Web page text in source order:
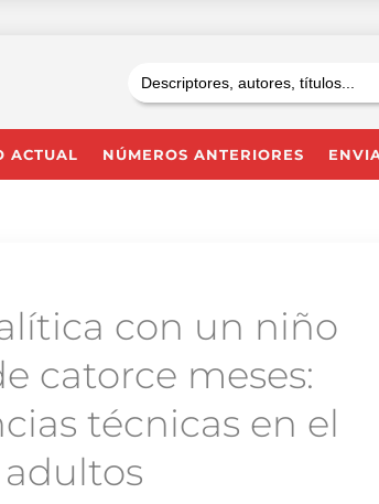
ACTUAL NÚMEROS ANTERIORES
con un niño
catorce meses:
técnicas en el